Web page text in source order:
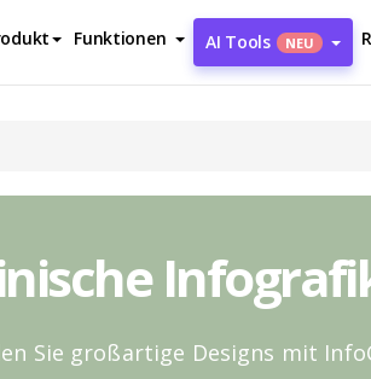
Funktionen AI Tools NEU
Sie großartige Designs mit